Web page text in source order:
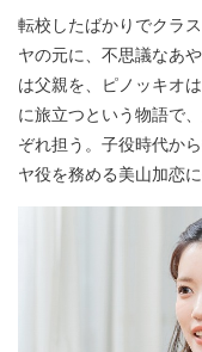
転校したばかりでクラ
ヤの元に、不思議なあ
は父親を、ピノッキオ
に旅立つという物語で
ぞれ担う。子役時代か
ヤ役を務める美山加恋